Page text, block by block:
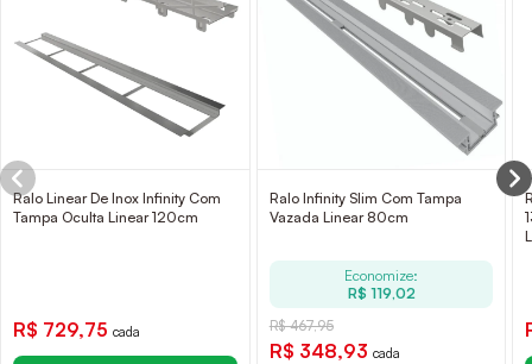
Ralo Linear De Inox Infinity Com
Tampa Oculta Linear 120cm
R$ 729,75 cada
Ralo Infinity Slim Com Tampa
Vazada Linear 80cm
Economize:
R$ 119,02
R$ 467,95
R$ 348,93 cada